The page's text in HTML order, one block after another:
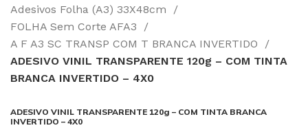
Adesivos Folha (A3) 33X48cm
FOLHA Sem Corte AFA3
A F A3 SC TRANSP COM T BRANCA INVERTIDO
ADESIVO VINIL TRANSPARENTE 120g – COM TINTA
BRANCA INVERTIDO – 4X0
ADESIVO VINIL TRANSPARENTE 120g – COM TINTA BRANCA
INVERTIDO – 4X0